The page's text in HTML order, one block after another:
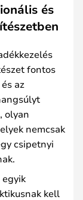
és
fontos
az
olyan
nemcsak
csipetnyi
kell